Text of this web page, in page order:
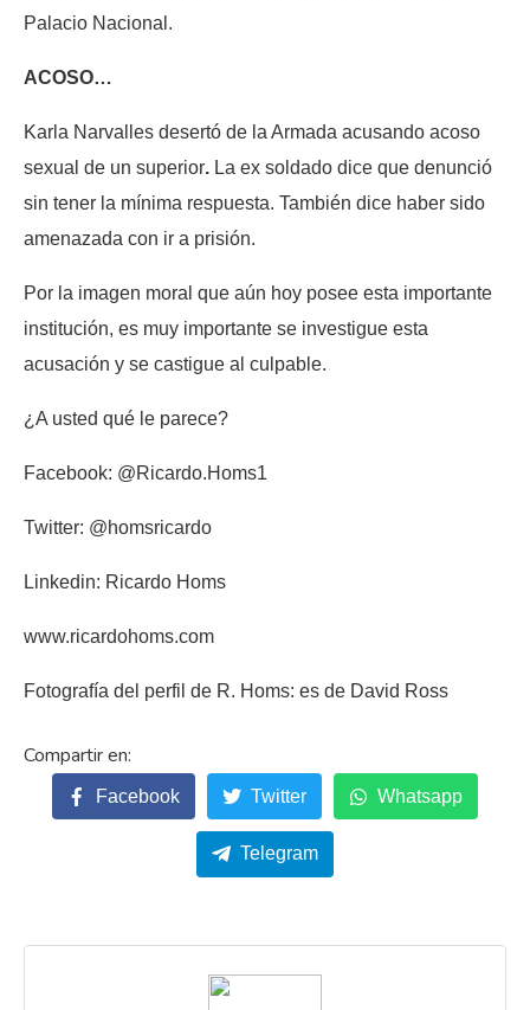
Palacio Nacional.
ACOSO…
Karla Narvalles desertó de la Armada acusando acoso
sexual de un superior. La ex soldado dice que denunció
sin tener la mínima respuesta. También dice haber sido
amenazada con ir a prisión.
Por la imagen moral que aún hoy posee esta importante
institución, es muy importante se investigue esta
acusación y se castigue al culpable.
¿A usted qué le parece?
Facebook: @Ricardo.Homs1
Twitter: @homsricardo
Linkedin: Ricardo Homs
www.ricardohoms.com
Fotografía del perfil de R. Homs: es de David Ross
Facebook Twitter Whatsapp
Telegram